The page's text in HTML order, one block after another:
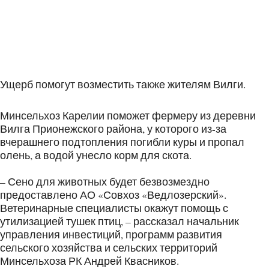
Ущерб помогут возместить также жителям Вилги.
Минсельхоз Карелии поможет фермеру из деревни
Вилга Прионежского района, у которого из-за
вчерашнего подтопления погибли куры и пропал
олень, а водой унесло корм для скота.
– Сено для животных будет безвозмездно
предоставлено АО «Совхоз «Ведлозерский».
Ветеринарные специалисты окажут помощь с
утилизацией тушек птиц, – рассказал начальник
управления инвестиций, программ развития
сельского хозяйства и сельских территорий
Минсельхоза РК Андрей Квасников.